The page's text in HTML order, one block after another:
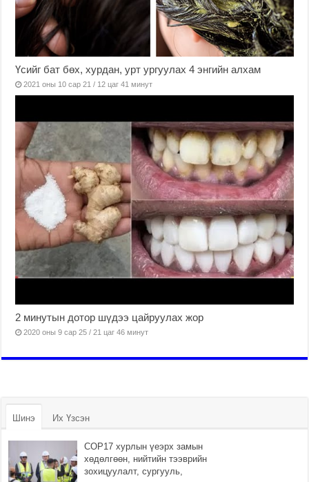
Үсийг бат бөх, хурдан, урт ургуулах 4 энгийн алхам
2021 оны 10 сар 21 / 12 цаг 41 минут
2 минутын дотор шүдээ цайруулах жор
2020 оны 9 сар 25 / 21 цаг 46 минут
Шинэ Их Үзсэн
COP17 хурлын үеэрх замын
хөдөлгөөн, нийтийн тээврийн
зохицуулалт, сургууль,